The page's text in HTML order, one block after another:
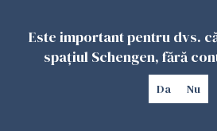
Este important pentru dvs.
spațiul Schengen, fără
Da Nu